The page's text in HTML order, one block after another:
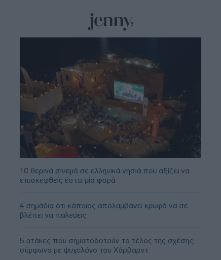
10 θερινά σινεμά σε ελληνικά νησιά που αξίζει να
επισκεφθείς έστω μία φορά
4 σημάδια ότι κάποιος απολαμβάνει κρυφά να σε
βλέπει να παλεύεις
5 ατάκες που σηματοδοτούν το τέλος της σχέσης,
σύμφωνα με ψυχολόγο του Χάρβαρντ